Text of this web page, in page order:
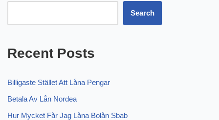
Search
Recent Posts
Billigaste Stället Att Låna Pengar
Betala Av Lån Nordea
Hur Mycket Får Jag Låna Bolån Sbab